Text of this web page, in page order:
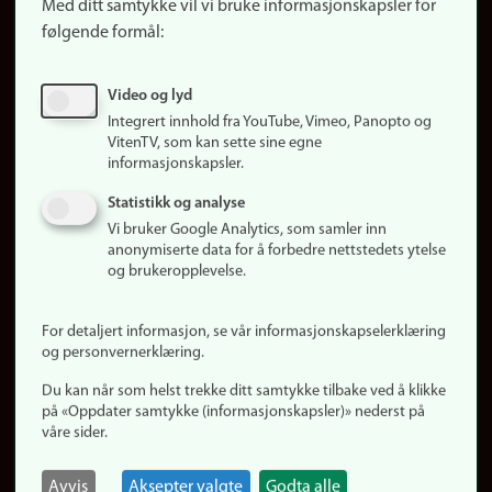
Finn studier
Ledige stillinger
Om nettstedet
Informasjonskapsler
Personvern
Logg inn
Rediger din ansattside
Med ditt samtykke vil vi bruke informasjonskapsler for
følgende formål:
Video og lyd
Integrert innhold fra YouTube, Vimeo, Panopto og
VitenTV, som kan sette sine egne
informasjonskapsler.
Statistikk og analyse
Vi bruker Google Analytics, som samler inn
anonymiserte data for å forbedre nettstedets ytelse
og brukeropplevelse.
For detaljert informasjon, se vår informasjonskapselerklæring
og personvernerklæring.
Du kan når som helst trekke ditt samtykke tilbake ved å klikke
på «Oppdater samtykke (informasjonskapsler)» nederst på
våre sider.
Avvis Aksepter valgte Godta alle